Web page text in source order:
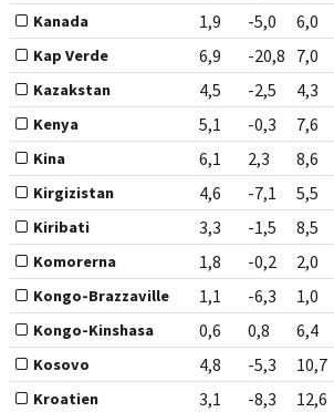
Kanada 1,9 -5,0 6,0
Kap Verde 6,9 -20,8 7,0
Kazakstan 4,5 -2,5 4,3
Kenya 5,1 -0,3 7,6
Kina 6,1 2,3 8,6
Kirgizistan 4,6 -7,1 5,5
Kiribati 3,3 -1,5 8,5
Komorerna 1,8 -0,2 2,0
Kongo-Brazzaville 1,1 -6,3 1,0
Kongo-Kinshasa 0,6 0,8 6,4
Kosovo 4,8 -5,3 10,7
Kroatien 3,1 -8,3 12,6